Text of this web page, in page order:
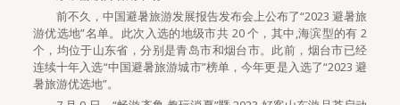
前不久，中国避暑旅游发展报告发布会上公布了“2023 避暑旅
游优选地”名单。此次入选的地级市共 20 个，其中,海滨型的有 2
个，均位于山东省，分别是青岛市和烟台市。此前，烟台市已经
连续十年入选“中国避暑旅游城市”榜单，今年更是入选了“2023 避
暑旅游优选地”。